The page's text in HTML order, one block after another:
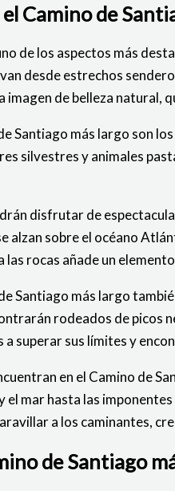
Camino de
de los aspectos más
desde estrechos
imagen de belleza natural,
Santiago más largo son
silvestres y animales
disfrutar de
alzan sobre el océano
rocas añade un
Santiago más largo
rodeados de
superar sus límites y
en el Camino de
mar hasta las
a los caminantes,
de Santiago